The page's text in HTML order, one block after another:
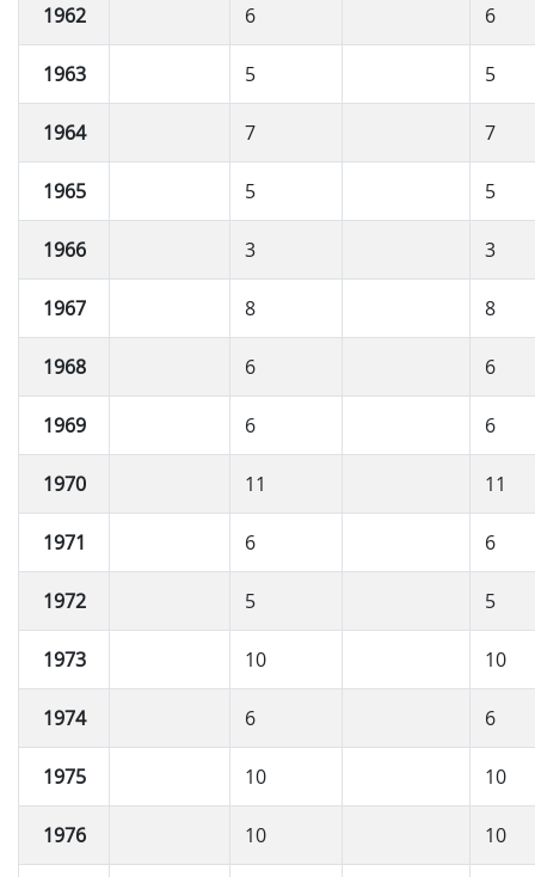
1962 6 6
1963 5 5
1964 7 7
1965 5 5
1966 3 3
1967 8 8
1968 6 6
1969 6 6
1970 11 11
1971 6 6
1972 5 5
1973 10 10
1974 6 6
1975 10 10
1976 10 10